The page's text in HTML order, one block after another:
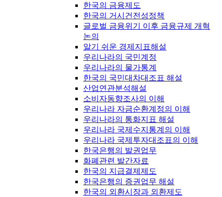
한국의 금융제도
한국의 거시건전성정책
글로벌 금융위기 이후 금융규제 개혁
논의
알기 쉬운 경제지표해설
우리나라의 국민계정
우리나라의 물가통계
한국의 국민대차대조표 해설
산업연관분석해설
소비자동향조사의 이해
우리나라 자금순환계정의 이해
우리나라의 통화지표 해설
우리나라 국제수지통계의 이해
우리나라 국제투자대조표의 이해
한국은행의 발권업무
화폐관련 발간자료
한국의 지급결제제도
한국은행의 증권업무 해설
한국의 외환시장과 외환제도